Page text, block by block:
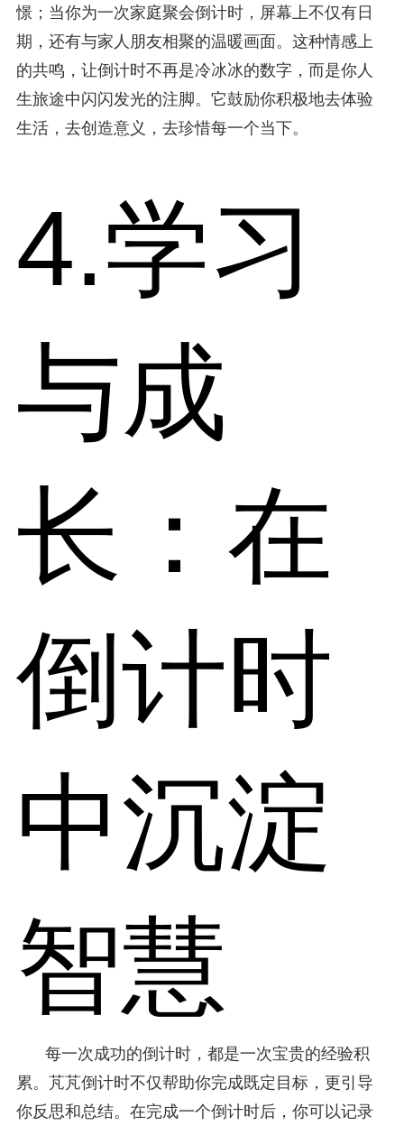
憬；当你为一次家庭聚会倒计时，屏幕上不仅有日
期，还有与家人朋友相聚的温暖画面。这种情感上
的共鸣，让倒计时不再是冷冰冰的数字，而是你人
生旅途中闪闪发光的注脚。它鼓励你积极地去体验
生活，去创造意义，去珍惜每一个当下。
4.学习
与成
长：在
倒计时
中沉淀
智慧
每一次成功的倒计时，都是一次宝贵的经验积
累。芃芃倒计时不仅帮助你完成既定目标，更引导
你反思和总结。在完成一个倒计时后，你可以记录